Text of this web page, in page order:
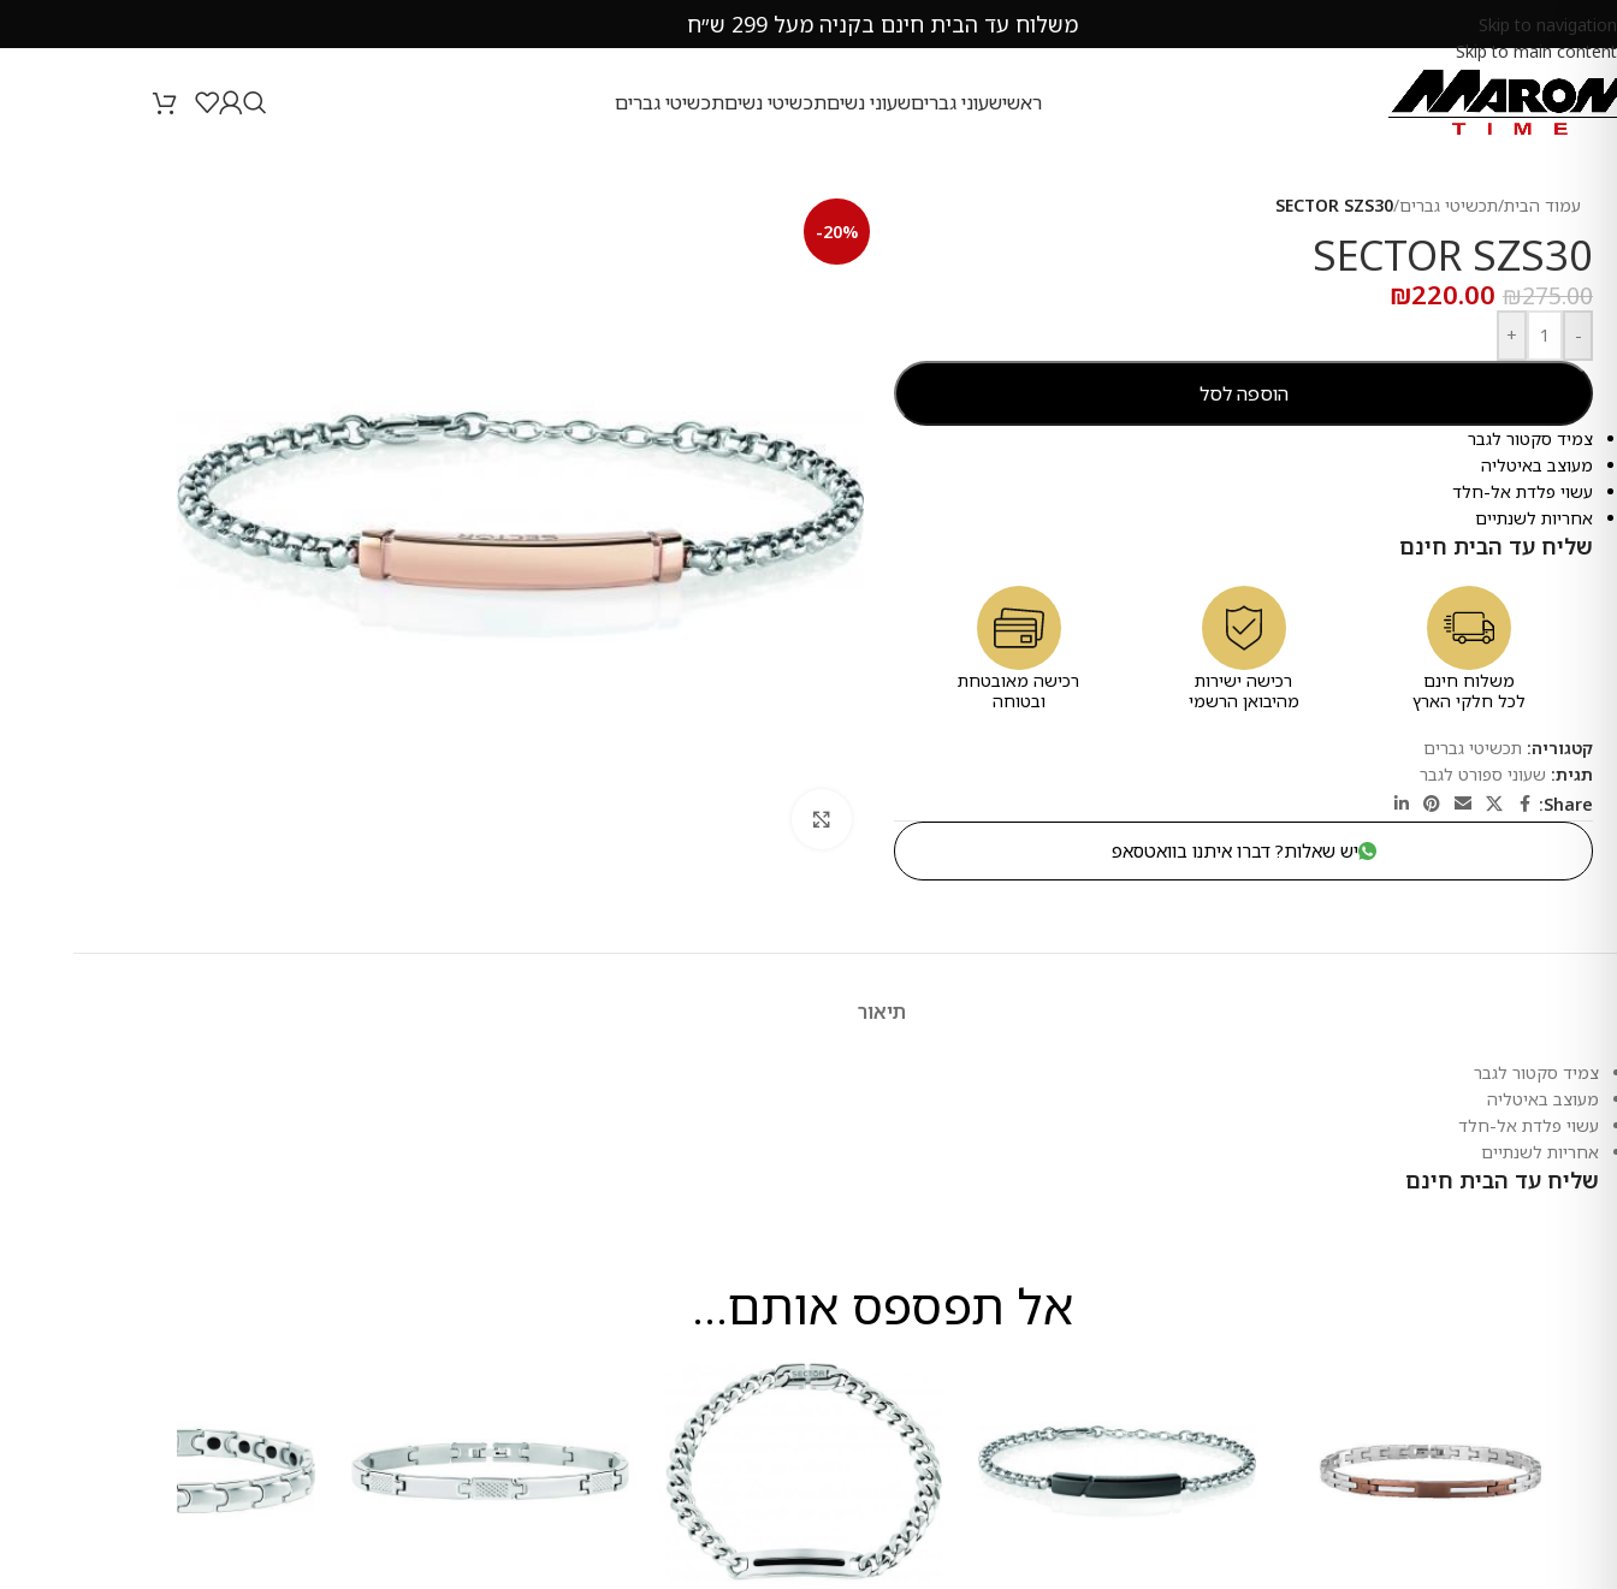
Skip to navigation
Skip to main content
משלוח עד הבית חינם בקניה מעל 299 ש״ח
ראשישעוני גבריםשעוני נשיםתכשיטי נשיםתכשיטי גברים
עמוד הבית/תכשיטי גברים/
SECTOR SZS30
SECTOR SZS30
₪275.00
₪220.00
-
+
הוספה לסל
צמיד סקטור לגבר
מעוצב באיטליה
עשוי פלדת אל-חלד
אחריות לשנתיים
שליח עד הבית חינם
משלוח חינם
לכל חלקי הארץ
רכישה ישירות
מהיבואן הרשמי
רכישה מאובטחת
ובטוחה
קטגוריה: תכשיטי גברים
תגית: שעוני ספורט לגבר
Share:
יש שאלות? דברו איתנו בוואטסאפ
-20%
תיאור
צמיד סקטור לגבר
מעוצב באיטליה
עשוי פלדת אל-חלד
אחריות לשנתיים
שליח עד הבית חינם
אל תפספס אותם...